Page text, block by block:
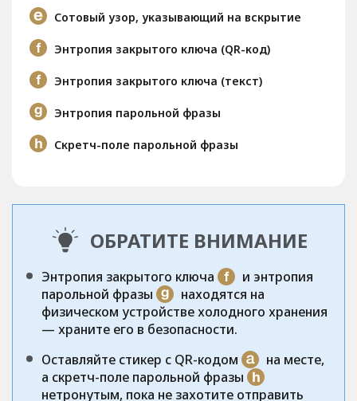
Сотовый узор, указывающий на вскрытие
Энтропия закрытого ключа (QR-код)
Энтропия закрытого ключа (текст)
Энтропия парольной фразы
Скретч-поле парольной фразы
ОБРАТИТЕ ВНИМАНИЕ
Энтропия закрытого ключа
и энтропия
парольной фразы
находятся на
физическом устройстве холодного хранения
— храните его в безопасности.
Оставляйте стикер с QR-кодом
на месте,
а скретч-поле парольной фразы
нетронутым, пока не захотите отправить